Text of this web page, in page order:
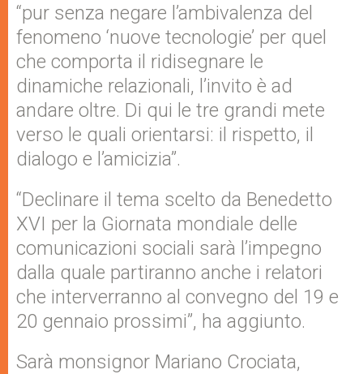
“pur senza negare l’ambivalenza del
fenomeno ‘nuove tecnologie’ per quel
che comporta il ridisegnare le
dinamiche relazionali, l’invito è ad
andare oltre. Di qui le tre grandi mete
verso le quali orientarsi: il rispetto, il
dialogo e l’amicizia”.
“Declinare il tema scelto da Benedetto
XVI per la Giornata mondiale delle
comunicazioni sociali sarà l’impegno
dalla quale partiranno anche i relatori
che interverranno al convegno del 19 e
20 gennaio prossimi”, ha aggiunto.
Sarà monsignor Mariano Crociata,